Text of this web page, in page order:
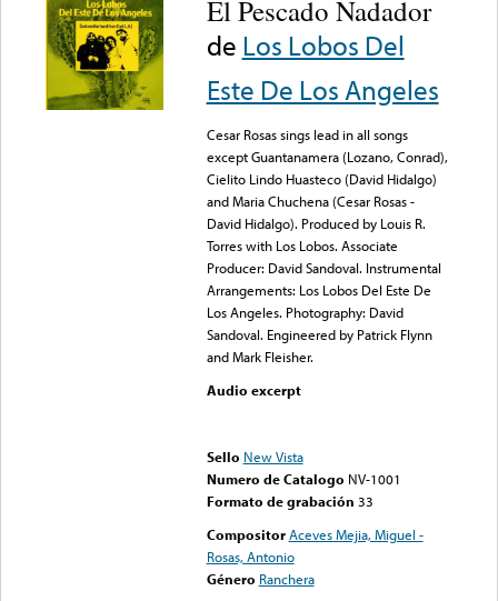
El Pescado Nadador
de Los Lobos Del
Este De Los Angeles
Cesar Rosas sings lead in all songs
except Guantanamera (Lozano, Conrad),
Cielito Lindo Huasteco (David Hidalgo)
and Maria Chuchena (Cesar Rosas -
David Hidalgo). Produced by Louis R.
Torres with Los Lobos. Associate
Producer: David Sandoval. Instrumental
Arrangements: Los Lobos Del Este De
Los Angeles. Photography: David
Sandoval. Engineered by Patrick Flynn
and Mark Fleisher.
Audio excerpt
Sello New Vista
Numero de Catalogo NV-1001
Formato de grabación 33
Compositor Aceves Mejia, Miguel -
Rosas, Antonio
Género Ranchera